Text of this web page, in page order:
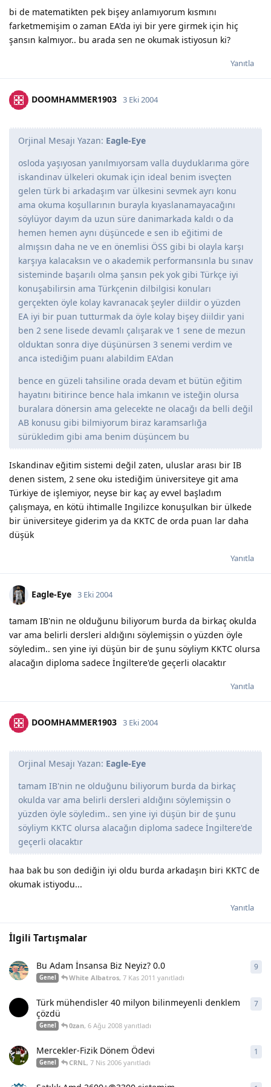
bi de matematikten pek bişey anlamıyorum kısmını
farketmemişim o zaman EA'da iyi bir yere girmek için hiç
şansın kalmıyor.. bu arada sen ne okumak istiyosun ki?
Yanıtla
DOOMHAMMER1903 3 Eki 2004
Orjinal Mesajı Yazan: Eagle-Eye
osloda yaşıyosan yanılmıyorsam valla duyduklarıma göre
iskandinav ülkeleri okumak için ideal benim isveçten
gelen türk bi arkadaşım var ülkesini sevmek ayrı konu
ama okuma koşullarının burayla kıyaslanamayacağını
söylüyor dayım da uzun süre danimarkada kaldı o da
hemen hemen aynı düşüncede e sen ib eğitimi de
almışsın daha ne ve en önemlisi ÖSS gibi bi olayla karşı
karşıya kalacaksın ve o akademik performansınla bu sınav
sisteminde başarılı olma şansın pek yok gibi Türkçe iyi
konuşabilirsin ama Türkçenin dilbilgisi konuları
gerçekten öyle kolay kavranacak şeyler diildir o yüzden
EA iyi bir puan tutturmak da öyle kolay bişey diildir yani
ben 2 sene lisede devamlı çalışarak ve 1 sene de mezun
olduktan sonra diye düşünürsen 3 senemi verdim ve
anca istediğim puanı alabildim EA'dan
bence en güzeli tahsiline orada devam et bütün eğitim
hayatını bitirince bence hala imkanın ve isteğin olursa
buralara dönersin ama gelecekte ne olacağı da belli değil
AB konusu gibi bilmiyorum biraz karamsarlığa
sürükledim gibi ama benim düşüncem bu
Iskandinav eğitim sistemi değil zaten, uluslar arası bir IB
denen sistem, 2 sene oku istediğim üniversiteye git ama
Türkiye de işlemiyor, neyse bir kaç ay evvel başladım
çalışmaya, en kötü ihtimalle Ingilizce konuşulkan bir ülkede
bir üniversiteye giderim ya da KKTC de orda puan lar daha
düşük
Yanıtla
Eagle-Eye 3 Eki 2004
tamam IB'nin ne olduğunu biliyorum burda da birkaç okulda
var ama belirli dersleri aldığını söylemişsin o yüzden öyle
söyledim.. sen yine iyi düşün bir de şunu söyliym KKTC olursa
alacağın diploma sadece İngiltere'de geçerli olacaktır
Yanıtla
DOOMHAMMER1903 3 Eki 2004
Orjinal Mesajı Yazan: Eagle-Eye
tamam IB'nin ne olduğunu biliyorum burda da birkaç
okulda var ama belirli dersleri aldığını söylemişsin o
yüzden öyle söyledim.. sen yine iyi düşün bir de şunu
söyliym KKTC olursa alacağın diploma sadece İngiltere'de
geçerli olacaktır
haa bak bu son dediğin iyi oldu burda arkadaşın biri KKTC de
okumak istiyodu...
Yanıtla
İlgili Tartışmalar
Bu Adam İnsansa Biz Neyiz? 0.0
Genel White Albatros,7 Kas 2011 yanıtladı
9
Türk mühendisler 40 milyon bilinmeyenli denklem
çözdü
Genel 0zan,6 Ağu 2008 yanıtladı
7
Mercekler-Fizik Dönem Ödevi
Genel CRNL,7 Nis 2006 yanıtladı
1